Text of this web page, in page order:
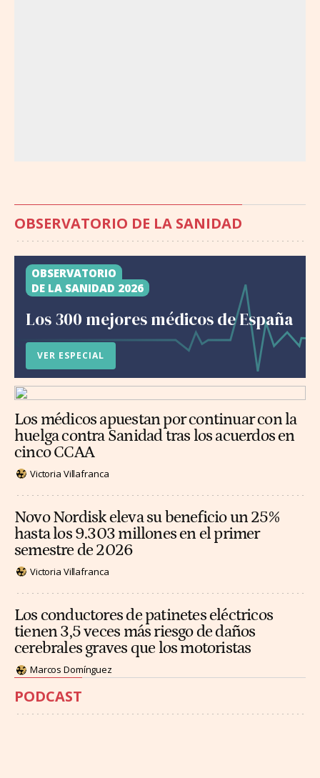
OBSERVATORIO DE LA SANIDAD
OBSERVATORIO
DE LA SANIDAD 2026
Los 300 mejores médicos de España
VER ESPECIAL
Los médicos apuestan por continuar con la
huelga contra Sanidad tras los acuerdos en
cinco CCAA
Victoria Villafranca
Novo Nordisk eleva su beneficio un 25%
hasta los 9.303 millones en el primer
semestre de 2026
Victoria Villafranca
Los conductores de patinetes eléctricos
tienen 3,5 veces más riesgo de daños
cerebrales graves que los motoristas
Marcos Domínguez
PODCAST